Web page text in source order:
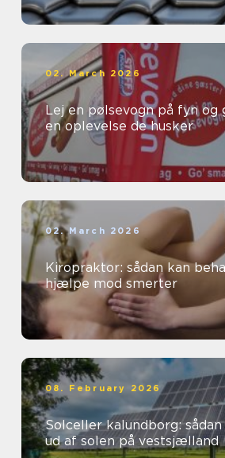
02. March 2026
Lej en pølsevogn på fyn
en oplevelse de husker
02. March 2026
Kiropraktor: sådan kan
hjælpe mod smerter
08. February 2026
Solceller kalundborg:
ud af solen på vestsjælland